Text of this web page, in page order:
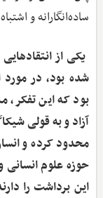
ساده‌انگارانه و
یکی از
شده بود، در
بود که این تفکر،
آزاد و به قولی
محدود کرده و
حوزه علوم انسانی
این برداشت را